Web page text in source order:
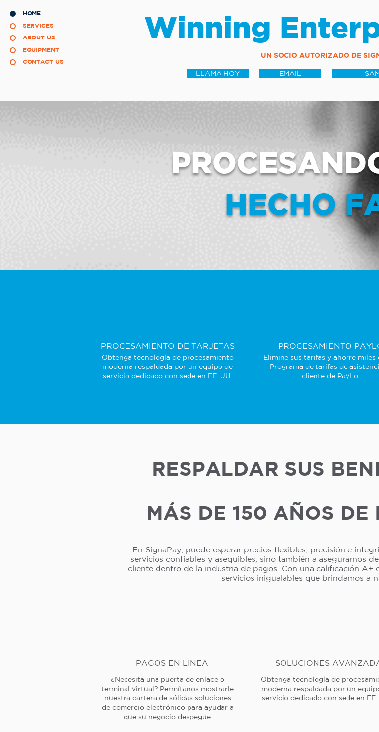
HOME
SERVICES
ABOUT US
EQUIPMENT
CONTACT US
Winning
UN SOCIO AUTORIZADO DE
LLAMA HOY EMAIL
HECHO
PROCESAMIENTO DE TARJETAS
Obtenga tecnología de procesamiento
moderna respaldada por un equipo de
servicio dedicado con sede en EE. UU.
PROCESAMIENTO
Elimine sus tarifas y ahorre miles
Programa de tarifas de
cliente de PayLo.
RESPALDAR SUS
MÁS DE 150 AÑOS DE
En SignaPay, puede esperar precios flexibles, precisión e
servicios confiables y asequibles, sino también a asegurarnos
cliente dentro de la industria de pagos. Con una calificación A+
servicios inigualables que brindamos a
PAGOS EN LÍNEA
¿Necesita una puerta de enlace o
terminal virtual? Permítanos mostrarle
nuestra cartera de sólidas soluciones
de comercio electrónico para ayudar a
que su negocio despegue.
SOLUCIONES
Obtenga tecnología de
moderna respaldada por un
servicio dedicado con sede en EE.